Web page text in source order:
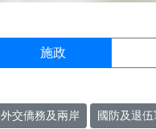
施政
外交僑務及兩岸 國防及退伍